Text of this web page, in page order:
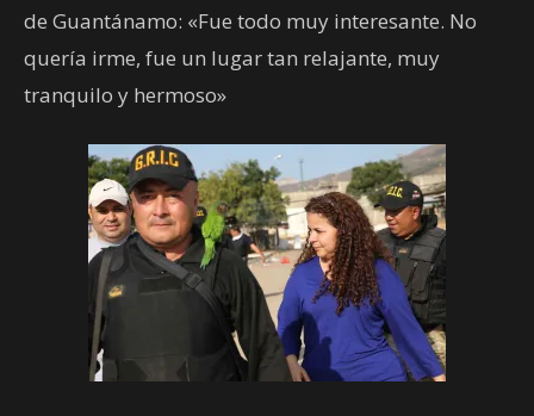
de Guantánamo: «Fue todo muy interesante. No
quería irme, fue un lugar tan relajante, muy
tranquilo y hermoso»